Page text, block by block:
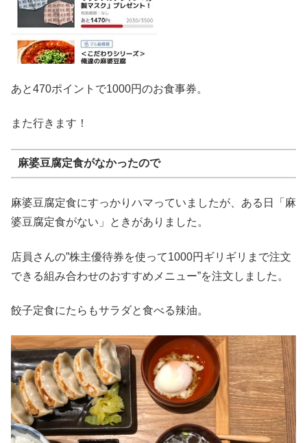
あと470ポイントで1000円のお食事券。
また行きます！
麻婆豆腐定食がなかったので
麻婆豆腐定食にすっかりハマっていましたが、ある日「麻
婆豆腐定食がない」ときがありました。
店員さんの”株主優待券を使って1000円ギリギリまで注文
できる組み合わせのおすすめメニュー”を注文しました。
餃子定食にたらもサラダと食べる辣油。